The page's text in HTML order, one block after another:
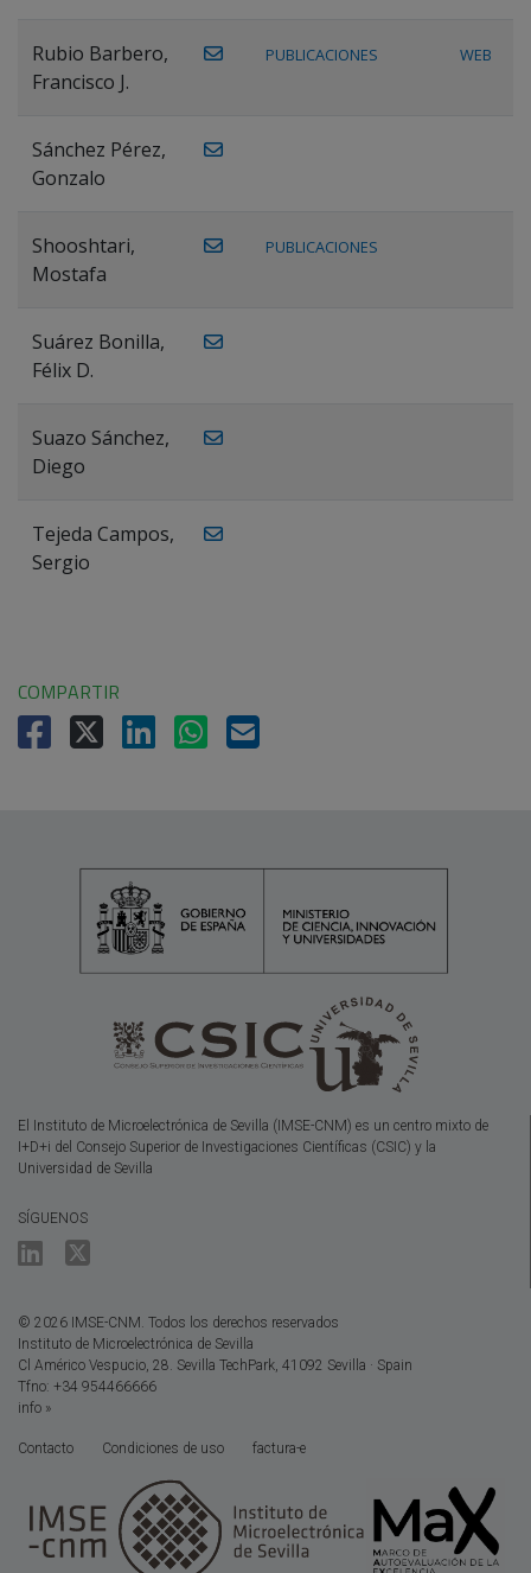
Rubio Barbero,
Francisco J.
PUBLICACIONES WEB
Sánchez Pérez,
Gonzalo
Shooshtari,
Mostafa
PUBLICACIONES
Suárez Bonilla,
Félix D.
Suazo Sánchez,
Diego
Tejeda Campos,
Sergio
COMPARTIR
El Instituto de Microelectrónica de Sevilla (IMSE-CNM) es un centro mixto de
I+D+i del Consejo Superior de Investigaciones Científicas (CSIC) y la
Universidad de Sevilla
SÍGUENOS
© 2026 IMSE-CNM. Todos los derechos reservados
Instituto de Microelectrónica de Sevilla
Cl Américo Vespucio, 28. Sevilla TechPark, 41092 Sevilla · Spain
Tfno: +34 954466666
info »
Contacto Condiciones de uso factura-e